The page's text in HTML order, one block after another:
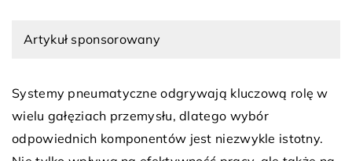
Artykuł sponsorowany
Systemy pneumatyczne odgrywają kluczową rolę w
wielu gałęziach przemysłu, dlatego wybór
odpowiednich komponentów jest niezwykle istotny.